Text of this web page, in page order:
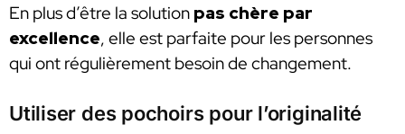
En plus d’être la solution pas chère par
excellence, elle est parfaite pour les personnes
qui ont régulièrement besoin de changement.
Utiliser des pochoirs pour l’originalité